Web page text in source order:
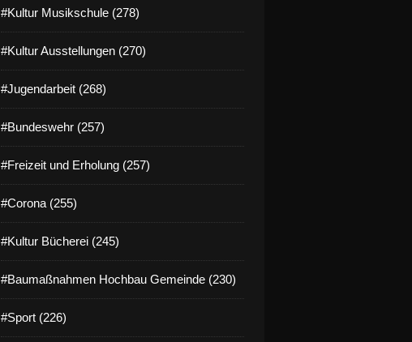
#Kultur Musikschule (278)
#Kultur Ausstellungen (270)
#Jugendarbeit (268)
#Bundeswehr (257)
#Freizeit und Erholung (257)
#Corona (255)
#Kultur Bücherei (245)
#Baumaßnahmen Hochbau Gemeinde (230)
#Sport (226)